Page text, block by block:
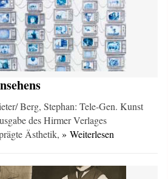
Berg, Stephan: Tele-Gen. Kunst
des Hirmer Verlages
Ästhetik,» Weiterlesen